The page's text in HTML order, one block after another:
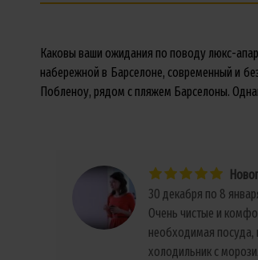
Каковы ваши ожидания по поводу люкс-
набережной в Барселоне, современный и
Побленоу, рядом с пляжем Барселоны.
30 декабря по 8
Очень чистые и
необходимая
холодильник с